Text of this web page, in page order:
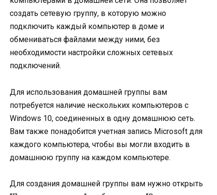
создать сетевую группу, в которую можно
подключить каждый компьютер в доме и
обмениваться файлами между ними, без
необходимости настройки сложных сетевых
подключений.
Для использования домашней группы вам
потребуется наличие нескольких компьютеров с
Windows 10, соединенных в одну домашнюю сеть.
Вам также понадобится учетная запись Microsoft для
каждого компьютера, чтобы вы могли входить в
домашнюю группу на каждом компьютере.
Для создания домашней группы вам нужно открыть